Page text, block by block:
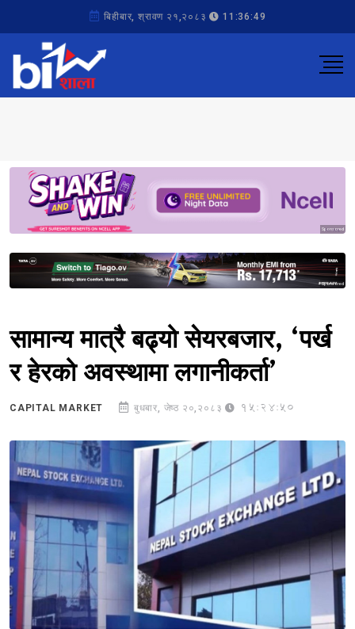
बिहीबार, श्रावण २१,२०८३ 11:36:49
Sponsored
Sponsored
सामान्य मात्रै बढ्यो सेयरबजार, ‘पर्ख
र हेरको अवस्थामा लगानीकर्ता’
CAPITAL MARKET बुधबार, जेष्ठ २०,२०८३ 15:24:50